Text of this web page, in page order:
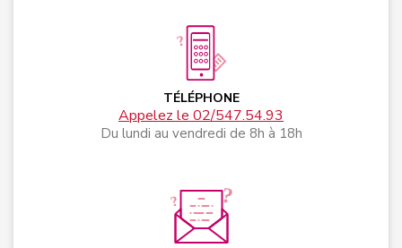
TÉLÉPHONE
Appelez le 02/547.54.93
Du lundi au vendredi de 8h à 18h